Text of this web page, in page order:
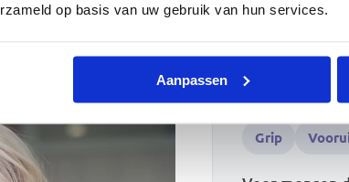
op basis van uw gebruik van hun services.
Aanpassen Voor wie
Grip